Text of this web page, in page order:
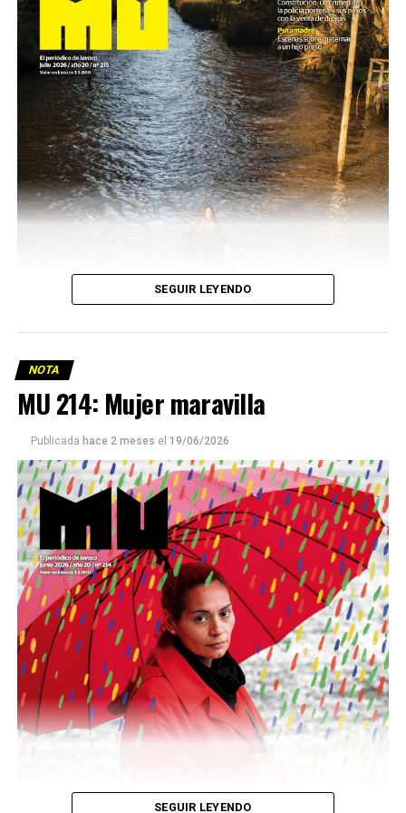
Este número 215 de MU ☝️viene con doble tapa, que
podría ser una frase:
Sin chamuyo, a remarla.
Descargar la Mu en PDF
SEGUIR LEYENDO
NOTA
MU 214: Mujer maravilla
Publicada hace 2 meses el 19/06/2026
SEGUIR LEYENDO